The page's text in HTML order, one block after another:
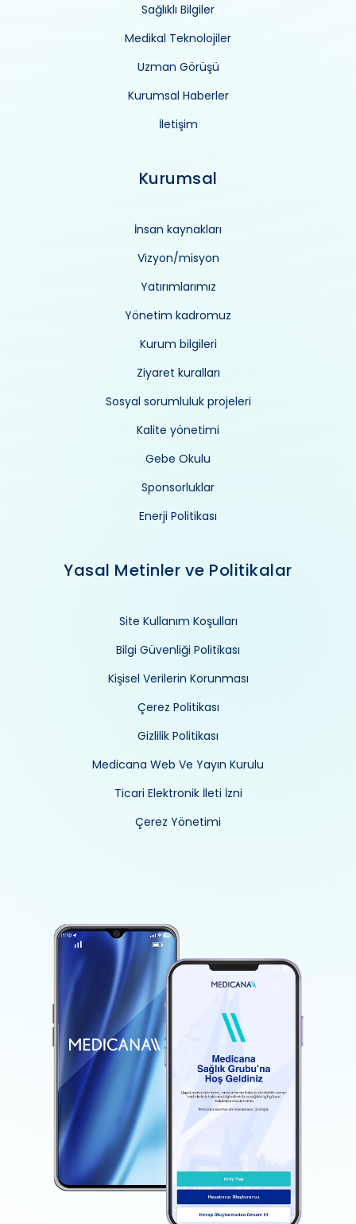
Sağlıklı Bilgiler
Medikal Teknolojiler
Uzman Görüşü
Kurumsal Haberler
İletişim
Kurumsal
İnsan kaynakları
Vizyon/misyon
Yatırımlarımız
Yönetim kadromuz
Kurum bilgileri
Ziyaret kuralları
Sosyal sorumluluk projeleri
Kalite yönetimi
Gebe Okulu
Sponsorluklar
Enerji Politikası
Yasal Metinler ve Politikalar
Site Kullanım Koşulları
Bilgi Güvenliği Politikası
Kişisel Verilerin Korunması
Çerez Politikası
Gizlilik Politikası
Medicana Web Ve Yayın Kurulu
Ticari Elektronik İleti İzni
Çerez Yönetimi